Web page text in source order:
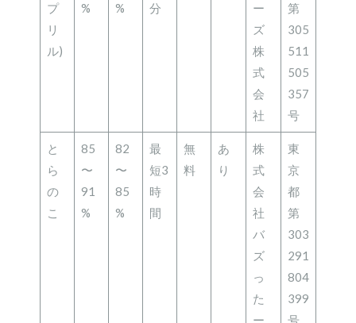
プ
リ
ル)
%
%
分
ー
ズ
株
式
会
社
第
305
511
505
357
号
と
ら
の
こ
85
〜
91
%
82
〜
85
%
最
短3
時
間
無
料
あ
り
株
式
会
社
バ
ズ
っ
た
ー
東
京
都
第
303
291
804
399
号